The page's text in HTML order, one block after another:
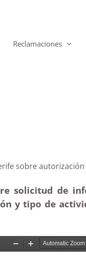
Reclamaciones
sobre
solicitud de
y tipo de